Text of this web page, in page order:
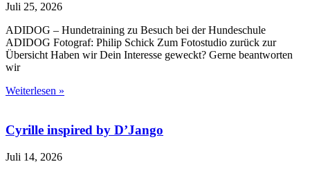
Juli 25, 2026
ADIDOG – Hundetraining zu Besuch bei der Hundeschule
ADIDOG Fotograf: Philip Schick Zum Fotostudio zurück zur
Übersicht Haben wir Dein Interesse geweckt? Gerne beantworten
wir
Weiterlesen »
Cyrille inspired by D’Jango
Juli 14, 2026